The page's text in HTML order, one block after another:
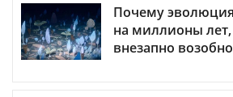
Почему
на миллионы
внезапно